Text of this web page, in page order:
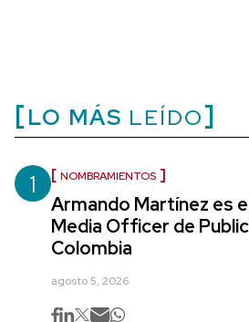
LO MÁS LEÍDO
1 NOMBRAMIENTOS
Armando Martínez es
Media Officer de
Colombia
agosto 5, 2026